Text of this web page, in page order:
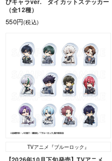
（全12種）
550円(税込)
TVアニメ『ブルーロック』